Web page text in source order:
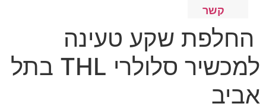
קשר
החלפת שקע טעינה
למכשיר סלולרי THL בתל
אביב